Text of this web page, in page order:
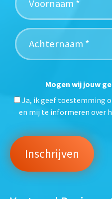
Mogen wij jouw
Ja, ik geef toestemming
en mij te informeren over